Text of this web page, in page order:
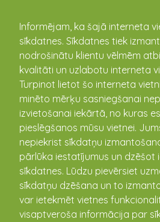
Informējam, ka šajā interneta
sīkdatnes. Sīkdatnes tiek
nodrošinātu klientu vēlmēm
kvalitāti un uzlabotu interneta
Turpinot lietot šo interneta
minēto mērķu sasniegšanai
izvietošanai iekārtā, no kuras
pieslēgšanos mūsu vietnei.
nepiekrist sīkdatņu
pārlūka iestatījumus un
sīkdatnes. Lūdzu pievērsiet
sīkdatņu dzēšana un to
var ietekmēt vietnes
visaptveroša informācija par
kandava.lv
PASĀKUMU